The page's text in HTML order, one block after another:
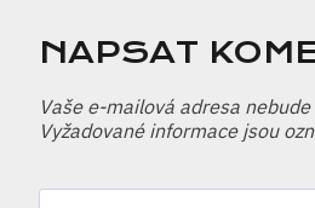
NAPSAT
Vaše e-mailová adresa
Vyžadované informace jsou